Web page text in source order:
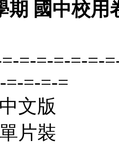
期 國中校
=-=-=-=-=-
=-=-=-=
文版
片裝